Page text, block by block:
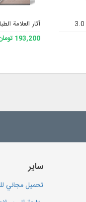
آثار العلامة
193,200 تومان
سایر
تحميل مجاني